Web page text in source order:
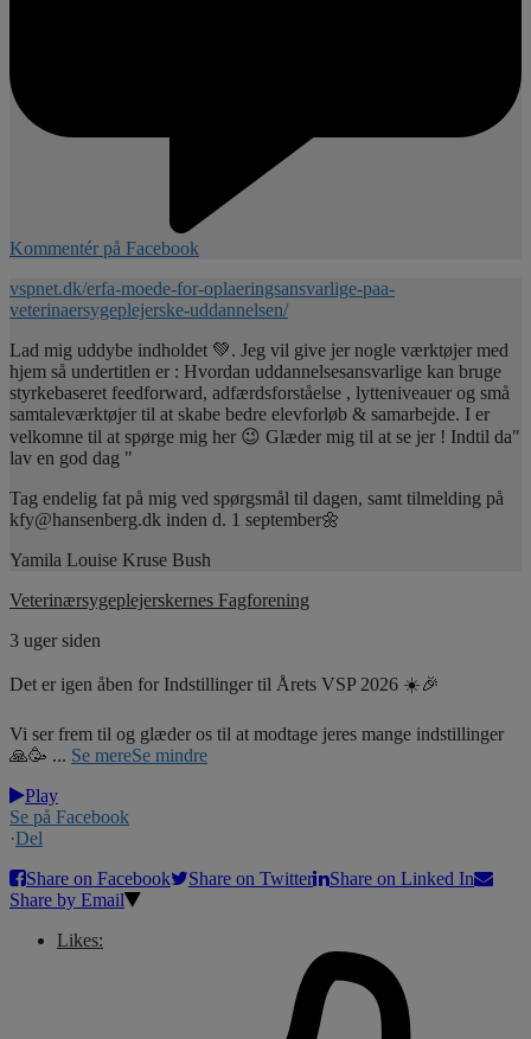
Kommentér på Facebook
vspnet.dk/erfa-moede-for-oplaeringsansvarlige-paa-
veterinaersygeplejerske-uddannelsen/
Lad mig uddybe indholdet 💚. Jeg vil give jer nogle værktøjer med
hjem så undertitlen er : Hvordan uddannelsesansvarlige kan bruge
styrkebaseret feedforward, adfærdsforståelse , lytteniveauer og små
samtaleværktøjer til at skabe bedre elevforløb & samarbejde. I er
velkomne til at spørge mig her 😉 Glæder mig til at se jer ! Indtil da"
lav en god dag "
Tag endelig fat på mig ved spørgsmål til dagen, samt tilmelding på
kfy@hansenberg.dk inden d. 1 september🌼
Yamila Louise Kruse Bush
Veterinærsygeplejerskernes Fagforening
3 uger siden
Det er igen åben for Indstillinger til Årets VSP 2026 ☀️🎉
Vi ser frem til og glæder os til at modtage jeres mange indstillinger
🙏🥳 ... Se mereSe mindre
Play
Se på Facebook
·Del
Share on Facebook
Share on Twitter
Share on Linked In
Share by Email
Likes: